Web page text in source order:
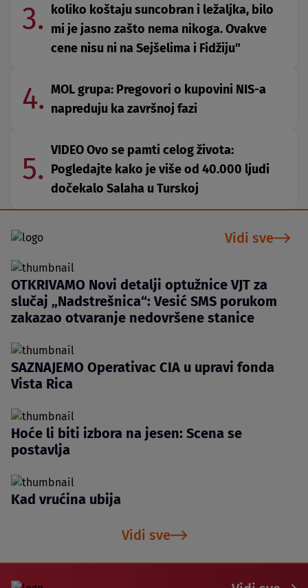
3.
koliko koštaju suncobran i ležaljka, bilo
mi je jasno zašto nema nikoga. Ovakve
cene nisu ni na Sejšelima i Fidžiju"
4. MOL grupa: Pregovori o kupovini NIS-a
napreduju ka završnoj fazi
5.
VIDEO Ovo se pamti celog života:
Pogledajte kako je više od 40.000 ljudi
dočekalo Salaha u Turskoj
Vidi sve
OTKRIVAMO Novi detalji optužnice VJT za
slučaj „Nadstrešnica“: Vesić SMS porukom
zakazao otvaranje nedovršene stanice
SAZNAJEMO Operativac CIA u upravi fonda
Vista Rica
Hoće li biti izbora na jesen: Scena se
postavlja
Kad vrućina ubija
Vidi sve